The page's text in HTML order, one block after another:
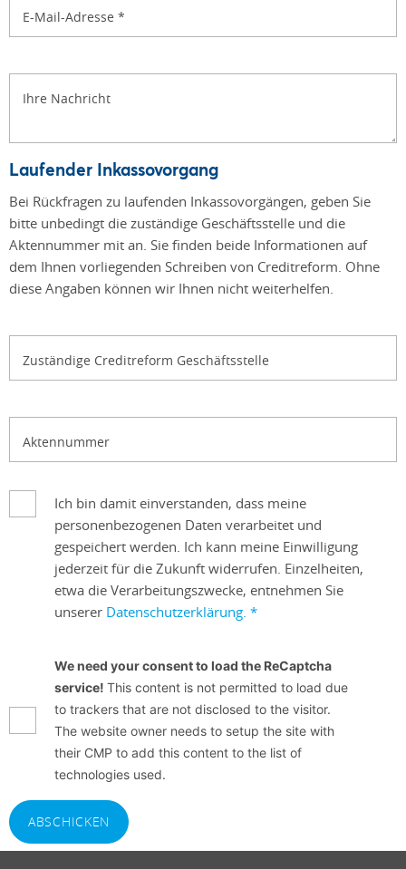
E-Mail-Adresse *
Ihre Nachricht
Laufender Inkassovorgang
Bei Rückfragen zu laufenden Inkassovorgängen, geben Sie
bitte unbedingt die zuständige Geschäftsstelle und die
Aktennummer mit an. Sie finden beide Informationen auf
dem Ihnen vorliegenden Schreiben von Creditreform. Ohne
diese Angaben können wir Ihnen nicht weiterhelfen.
Zuständige Creditreform Geschäftsstelle
Aktennummer
Ich bin damit einverstanden, dass meine
personenbezogenen Daten verarbeitet und
gespeichert werden. Ich kann meine Einwilligung
jederzeit für die Zukunft widerrufen. Einzelheiten,
etwa die Verarbeitungszwecke, entnehmen Sie
unserer Datenschutzerklärung. *
We need your consent to load the ReCaptcha
service! This content is not permitted to load due
to trackers that are not disclosed to the visitor.
The website owner needs to setup the site with
their CMP to add this content to the list of
technologies used.
ABSCHICKEN